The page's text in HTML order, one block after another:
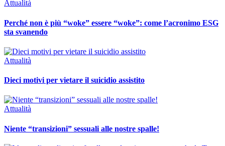
Attualità
Perché non è più “woke” essere “woke”: come l’acronimo ESG
sta svanendo
Attualità
Dieci motivi per vietare il suicidio assistito
Attualità
Niente “transizioni” sessuali alle nostre spalle!